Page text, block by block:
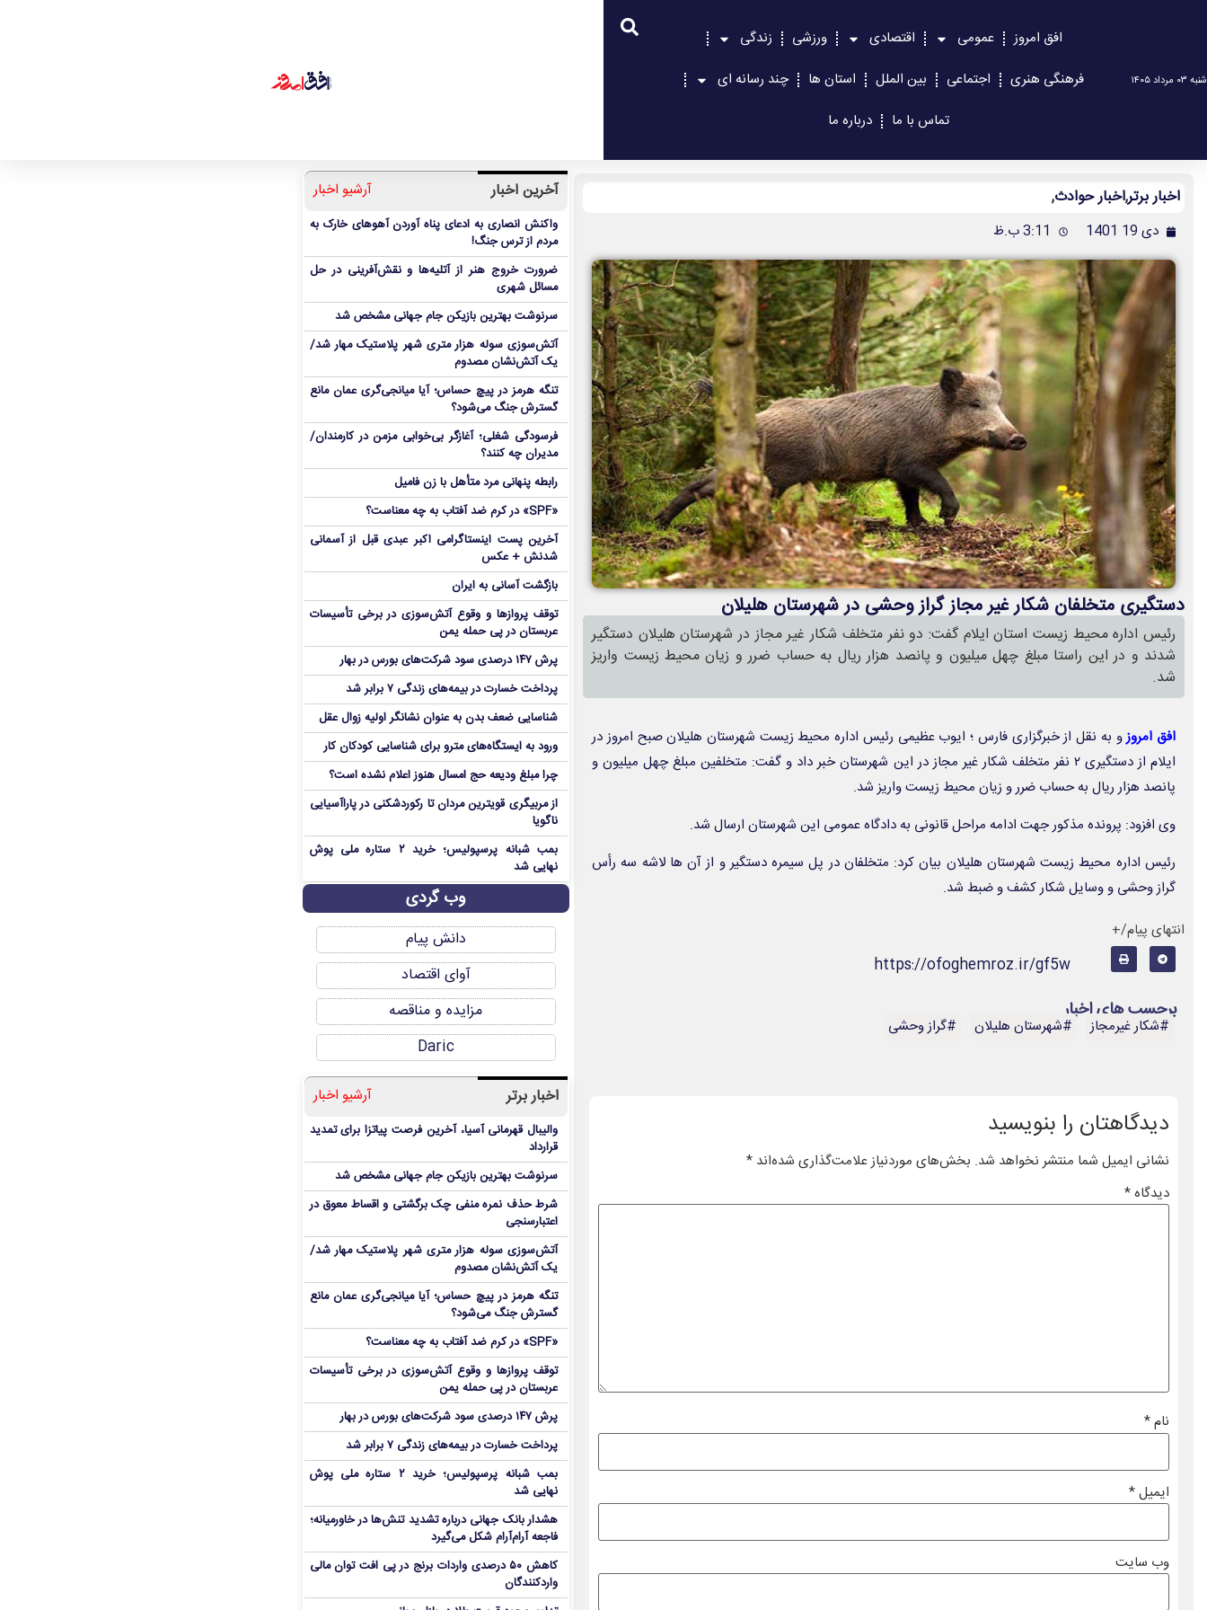
شنبه ۰۳ مرداد ۱۴۰۵
افق امروز عمومی اقتصادی ورزشی
زندگی
فرهنگی هنری
اجتماعی بین الملل استان ها
چند رسانه ای
تماس با ما
درباره ما
اخبار برتر,اخبار حوادث,
دی 19 1401 3:11 ب.ظ
دستگیری متخلفان شکار غیر مجاز گراز وحشی در شهرستان هلیلان
رئیس اداره محیط زیست استان ایلام گفت: دو نفر متخلف شکار غیر مجاز در شهرستان هلیلان دستگیر
شدند و در این راستا مبلغ چهل میلیون و پانصد هزار ریال به حساب ضرر و زیان محیط زیست واریز
شد.
افق امروزو به نقل از خبرگزاری فارس ؛ ایوب عظیمی رئیس اداره محیط زیست شهرستان هلیلان صبح امروز در
ایلام از دستگیری ۲ نفر متخلف شکار غیر مجاز در این شهرستان خبر داد و گفت: متخلفین مبلغ چهل میلیون و
پانصد هزار ریال به حساب ضرر و زیان محیط زیست واریز شد.
وی افزود: پرونده مذکور جهت ادامه مراحل قانونی به دادگاه عمومی این شهرستان ارسال شد.
رئیس اداره محیط زیست شهرستان هلیلان بیان کرد: متخلفان در پل سیمره دستگیر و از آن ها لاشه سه رأس
گراز وحشی و وسایل شکار کشف و ضبط شد.
انتهای پیام/+
https://ofoghemroz.ir/gf5w
برچسب های اخبار
#شکار غیرمجاز #شهرستان هلیلان #گراز وحشی
دیدگاهتان را بنویسید
نشانی ایمیل شما منتشر نخواهد شد. بخش‌های موردنیاز علامت‌گذاری شده‌اند*
دیدگاه*
نام*
ایمیل*
وب‌ سایت
آخرین اخبار آرشیو اخبار
واکنش انصاری به ادعای پناه آوردن آهوهای خارک به
مردم از ترس جنگ!
ضرورت خروج هنر از آتلیه‌ها و نقش‌آفرینی در حل
مسائل شهری
سرنوشت بهترین بازیکن جام جهانی مشخص شد
آتش‌سوزی سوله هزار متری شهر پلاستیک مهار شد/
یک آتش‌نشان مصدوم
تنگه هرمز در پیچ حساس؛ آیا میانجی‌گری عمان مانع
گسترش جنگ می‌شود؟
فرسودگی شغلی؛ آغازگر بی‌خوابی مزمن در کارمندان/
مدیران چه کنند؟
رابطه پنهانی مرد متأهل با زن فامیل
«SPF» در کرم ضد آفتاب به چه معناست؟
آخرین پست اینستاگرامی اکبر عبدی قبل از آسمانی
شدنش + عکس
بازگشت آسانی به ایران
توقف پروازها و وقوع آتش‌سوزی در برخی تأسیسات
عربستان در پی حمله یمن
پرش ۱۴۷ درصدی سود شرکت‌های بورس در بهار
پرداخت خسارت در بیمه‌های زندگی ۷ برابر شد
شناسایی ضعف بدن به عنوان نشانگر اولیه زوال عقل
ورود به ایستگاه‌های مترو برای شناسایی کودکان کار
چرا مبلغ ودیعه حج امسال هنوز اعلام نشده است؟
از مربیگری قویترین مردان تا رکوردشکنی در پاراآسیایی
ناگویا
بمب شبانه پرسپولیس؛ خرید ۲ ستاره ملی پوش
نهایی شد
وب گردی
دانش پیام
آوای اقتصاد
مزایده و مناقصه
Daric
اخبار برتر آرشیو اخبار
والیبال قهرمانی آسیا، آخرین فرصت پیاتزا برای تمدید
قرارداد
سرنوشت بهترین بازیکن جام جهانی مشخص شد
شرط حذف نمره منفی چک برگشتی و اقساط معوق در
اعتبارسنجی
آتش‌سوزی سوله هزار متری شهر پلاستیک مهار شد/
یک آتش‌نشان مصدوم
تنگه هرمز در پیچ حساس؛ آیا میانجی‌گری عمان مانع
گسترش جنگ می‌شود؟
«SPF» در کرم ضد آفتاب به چه معناست؟
توقف پروازها و وقوع آتش‌سوزی در برخی تأسیسات
عربستان در پی حمله یمن
پرش ۱۴۷ درصدی سود شرکت‌های بورس در بهار
پرداخت خسارت در بیمه‌های زندگی ۷ برابر شد
بمب شبانه پرسپولیس؛ خرید ۲ ستاره ملی پوش
نهایی شد
هشدار بانک جهانی درباره تشدید تنش‌ها در خاورمیانه؛
فاجعه آرام‌آرام شکل می‌گیرد
کاهش ۵۰ درصدی واردات برنج در پی افت توان مالی
واردکنندگان